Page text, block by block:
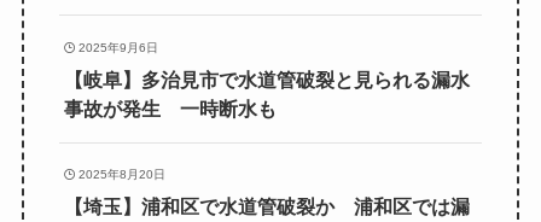
2025年9月6日
【岐阜】多治見市で水道管破裂と見られる漏水
事故が発生 一時断水も
2025年8月20日
【埼玉】浦和区で水道管破裂か 浦和区では漏